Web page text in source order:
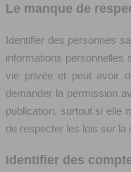
Le manque de
Identifier des personnes
informations personnelles
vie privée et peut avoir
demander la permission
publication, surtout si elle
de respecter les lois sur la
Identifier des